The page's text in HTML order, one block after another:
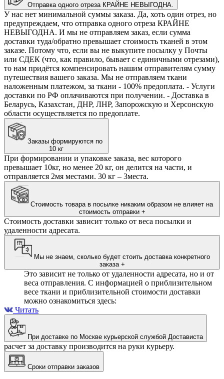
Отправка одного отреза КРАЙНЕ НЕВЫГОДНА.
У нас нет минимальной суммы заказа. Да, хоть один отрез, но
предупреждаем, что отправка одного отреза КРАЙНЕ
НЕВЫГОДНА. И мы не отправляем заказ, если сумма
доставки туда/обратно превышает стоимость тканей в этом
заказе. Потому что, если вы не выкупите посылку у Почты
или СДЕК (что, как правило, бывает с единичными отрезами),
то нам придётся компенсировать нашим отправителям сумму
путешествия вашего заказа. Мы не отправляем ткани
наложенным платежом, за ткани - 100% предоплата. - Услуги
доставки по РФ оплачиваются при получении. - Доставка в
Беларусь, Казахстан, ДНР, ЛНР, Запорожскую и Херсонскую
области осуществляется по предоплате.
Заказы формируются по
10 кг
При формировании и упаковке заказа, вес которого
превышает 10кг, но менее 20 кг, он делится на части, и
отправляется 2мя местами. 30 кг – 3места.
стоимость отправки +
Стоимость доставки зависит только от веса посылки и
удаленности адресата.
Мы не знаем, сколько будет стоить доставка конкретного
заказа +
Это зависит не только от удаленности адресата, но и от
веса отправления. С информацией о приблизительном
весе ткани и приблизительной стоимости доставки
можно ознакомиться здесь:
Читать
При доставке по Москве курьерской службой Достависта
расчет за доставку производится на руки курьеру.
Сроки отправки заказов